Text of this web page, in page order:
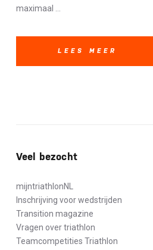
maximaal ...
LEES MEER
Veel bezocht
mijntriathlonNL
Inschrijving voor wedstrijden
Transition magazine
Vragen over triathlon
Teamcompetities Triathlon